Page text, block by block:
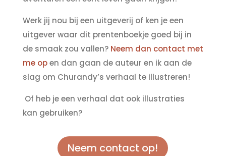
Werk jij nou bij een uitgeverij of ken je een
uitgever waar dit prentenboekje goed bij in
de smaak zou vallen? Neem dan contact met
me open dan gaan de auteur en ik aan de
slag om Churandy’s verhaal te illustreren!
Of heb je een verhaal dat ook illustraties
kan gebruiken?
Neem contact op!